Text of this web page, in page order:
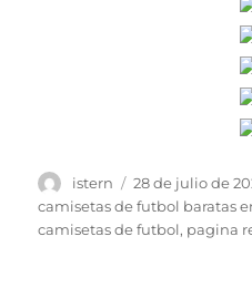
Autor
istern
Publicado
el
28 de julio de
camisetas de futbol baratas
camisetas de futbol, pagina